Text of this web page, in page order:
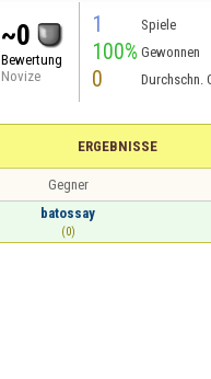
~0
Bewertung
Novize
1 Spiele
100% Gewonnen
0 Durchschn.
ERGEBNISSE
Gegner
batossay
(0)